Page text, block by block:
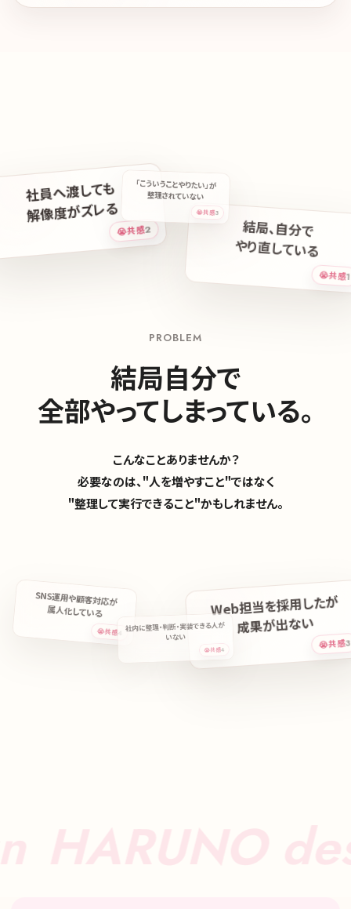
社員へ渡しても
解像度がズレる
😭共感2 結局、自分で
やり直している
😭共感1
「こういうことやりたい」が
整理されていない
😭共感3
Web担当を採用したが
成果が出ない
😭共感3
SNS運用や顧客対応が
属人化している
😭共感4 社内に整理・判断・実装できる人が
いない
😭共感4
PROBLEM
結局自分で
全部やってしまっている。
こんなことありませんか？
必要なのは、"人を増やすこと"ではなく
"整理して実行できること"かもしれません。